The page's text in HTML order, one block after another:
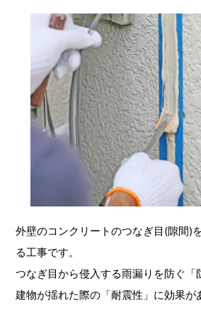
外壁のコンクリートのつなぎ目(隙間)
る工事です。
つなぎ目から侵入する雨漏りを防ぐ「
建物が揺れた際の「耐震性」に効果が